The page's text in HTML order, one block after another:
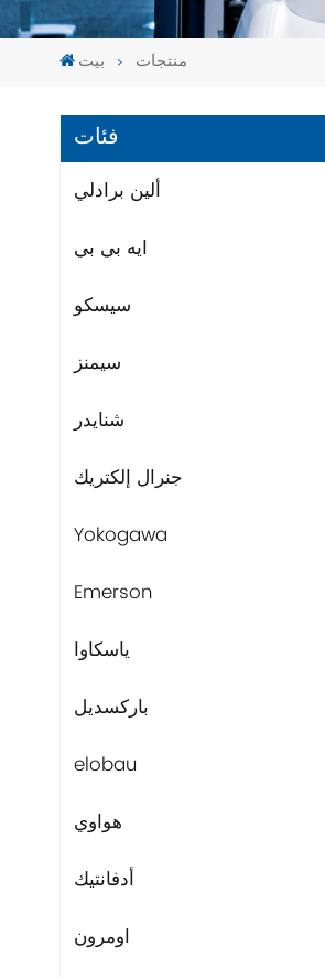
بيت منتجات
فئات
ألين برادلي
ايه بي بي
سيسكو
سيمنز
شنايدر
جنرال إلكتريك
Yokogawa
Emerson
ياسكاوا
باركسديل
elobau
هواوي
أدفانتيك
اومرون